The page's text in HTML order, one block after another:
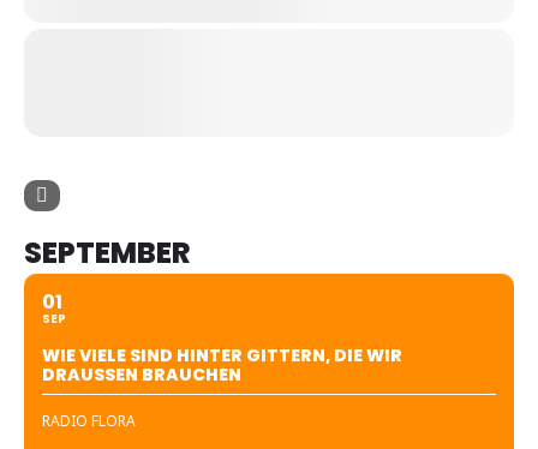
SEPTEMBER
01
SEP
WIE VIELE SIND HINTER GITTERN, DIE WIR
DRAUSSEN BRAUCHEN
RADIO FLORA